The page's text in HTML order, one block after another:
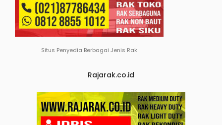
Situs Penyedia Berbagai Jenis Rak
Rajarak.co.id